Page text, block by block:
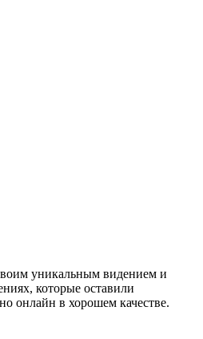
уникальным видением и
которые оставили
онлайн в хорошем качестве.